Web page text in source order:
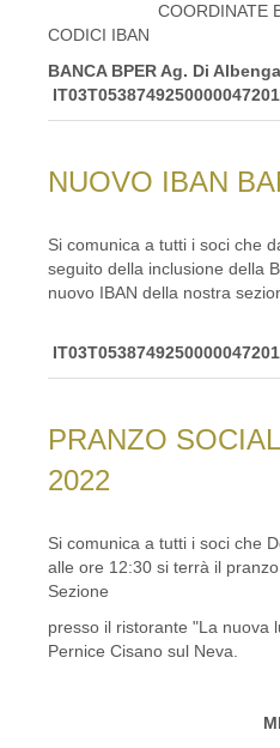
COORDINATE
CODICI IBAN
BANCA BPER Ag. Di Albenga
NUOVO IBAN
Si comunica a tutti i soci che
seguito della inclusione della
nuovo IBAN della nostra
PRANZO
2022
Si comunica a tutti i soci che
alle ore 12:30 si terrà il
Sezione
presso il ristorante "La nuova
Pernice Cisano sul Neva.